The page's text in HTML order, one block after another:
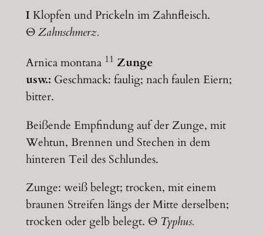
I Klopfen und Prickeln im Zahnfleisch.
ΘZahnschmerz.
Arnica montana 11 Zunge
usw.: Geschmack: faulig; nach faulen Eiern;
bitter.
Beißende Empfindung auf der Zunge, mit
Wehtun, Brennen und Stechen in dem
hinteren Teil des Schlundes.
Zunge: weiß belegt; trocken, mit einem
braunen Streifen längs der Mitte derselben;
trocken oder gelb belegt. ΘTyphus.